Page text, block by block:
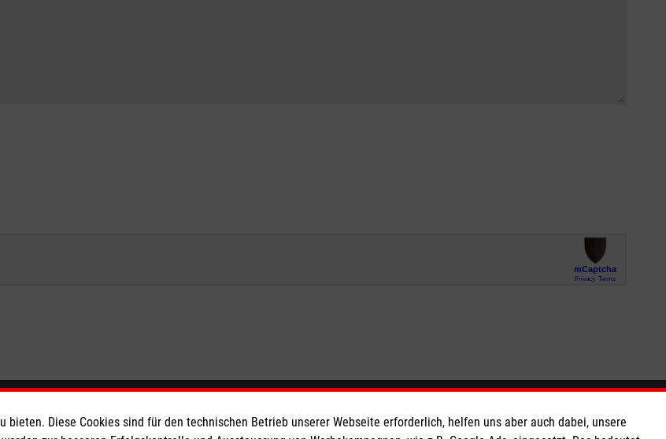
So finden Sie uns
bieten. Diese Cookies sind für den technischen Betrieb unserer Webseite erforderlich, helfen uns aber auch dabei, unsere